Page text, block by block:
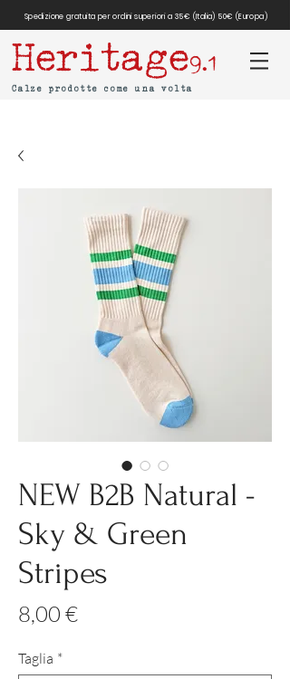
Spedizione gratuita per ordini superiori a 35€ (Italia) 50€ (Europa)
Heritage9.1
Calze prodotte come una volta
NEW B2B Natural -
Sky & Green
Stripes
8,00 €Prezzo
Taglia *